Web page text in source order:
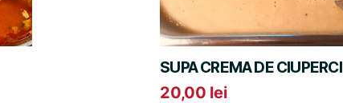
SUPA CREMA DE CIUPERCI
20,00 lei